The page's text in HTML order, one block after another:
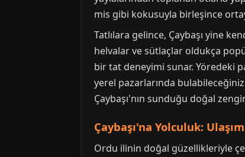
mis gibi kokusuyla birleşince
Tatlılara gelince, Çaybaşı yine
helvalar ve sütlaçlar oldukça
bir tat deneyimi sunar. Yöredeki
yerel pazarlarında
Çaybaşı'nın sunduğu doğal
Çaybaşı'na Yolculuk:
Ordu ilinin doğal güzellikleriyle